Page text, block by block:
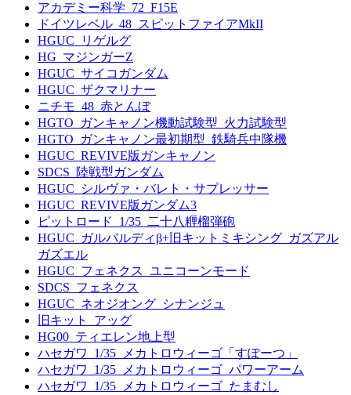
アカデミー科学_72_F15E
ドイツレベル_48_スピットファイアMkII
HGUC_リゲルグ
HG_マジンガーZ
HGUC_サイコガンダム
HGUC_ザクマリナー
ニチモ_48_赤とんぼ
HGTO_ガンキャノン機動試験型_火力試験型
HGTO_ガンキャノン最初期型_鉄騎兵中隊機
HGUC_REVIVE版ガンキャノン
SDCS_陸戦型ガンダム
HGUC_シルヴァ・バレト・サプレッサー
HGUC_REVIVE版ガンダム3
ピットロード_1/35_二十八糎榴弾砲
HGUC_ガルバルディβ+旧キットミキシング_ガズアル
ガズエル
HGUC_フェネクス_ユニコーンモード
SDCS_フェネクス
HGUC_ネオジオング_シナンジュ
旧キット_アッグ
HG00_ティエレン地上型
ハセガワ_1/35_メカトロウィーゴ「すぽーつ」
ハセガワ_1/35_メカトロウィーゴ_パワーアーム
ハセガワ_1/35_メカトロウィーゴ_たまむし